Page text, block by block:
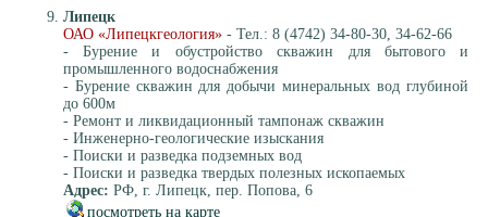
Липецк
ОАО «Липецкгеология»- Тел.: 8 (4742) 34-80-30, 34-62-66
- Бурение и обустройство скважин для бытового и
промышленного водоснабжения
- Бурение скважин для добычи минеральных вод глубиной
до 600м
- Ремонт и ликвидационный тампонаж скважин
- Инженерно-геологические изыскания
- Поиски и разведка подземных вод
- Поиски и разведка твердых полезных ископаемых
Адрес: РФ, г. Липецк, пер. Попова, 6
посмотреть на карте